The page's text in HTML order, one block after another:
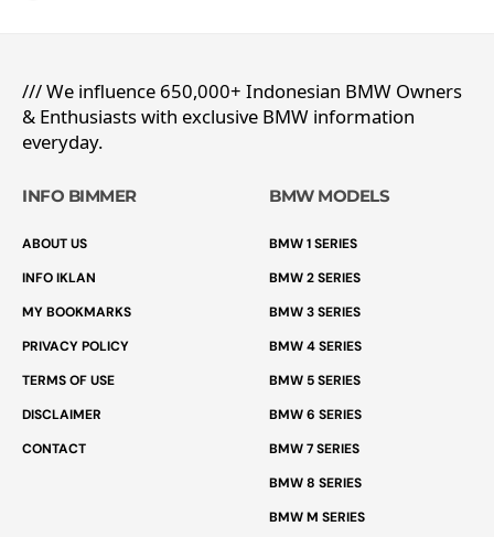
/// We influence 650,000+ Indonesian BMW Owners
& Enthusiasts with exclusive BMW information
everyday.
INFO BIMMER
ABOUT US
INFO IKLAN
MY BOOKMARKS
PRIVACY POLICY
TERMS OF USE
DISCLAIMER
CONTACT
BMW MODELS
BMW 1 SERIES
BMW 2 SERIES
BMW 3 SERIES
BMW 4 SERIES
BMW 5 SERIES
BMW 6 SERIES
BMW 7 SERIES
BMW 8 SERIES
BMW M SERIES